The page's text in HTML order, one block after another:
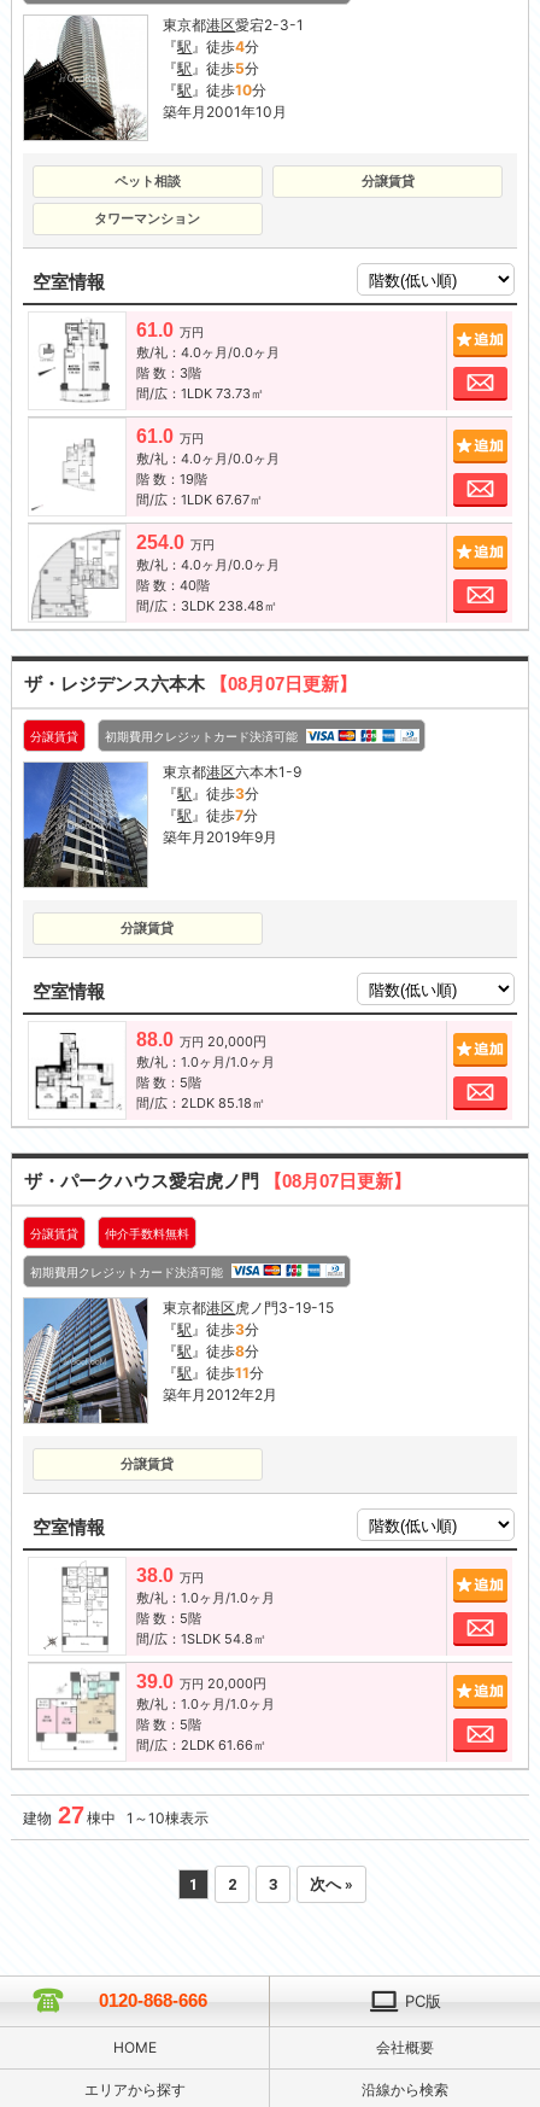
東京都港区愛宕2-3-1
『駅』徒歩4分
『駅』徒歩5分
『駅』徒歩10分
築年月2001年10月
ペット相談 分譲賃貸
タワーマンション
空室情報
61.0 万円
敷/礼：4.0ヶ月/0.0ヶ月
階 数：3階
間/広：1LDK 73.73㎡
お
61.0 万円
敷/礼：4.0ヶ月/0.0ヶ月
階 数：19階
間/広：1LDK 67.67㎡
お
254.0 万円
敷/礼：4.0ヶ月/0.0ヶ月
階 数：40階
間/広：3LDK 238.48㎡
お
ザ・レジデンス六本木 【08月07日更新】
分譲賃貸 初期費用クレジットカード決済可能
東京都港区六本木1-9
『駅』徒歩3分
『駅』徒歩7分
築年月2019年9月
分譲賃貸
空室情報
88.0 万円 20,000円
敷/礼：1.0ヶ月/1.0ヶ月
階 数：5階
間/広：2LDK 85.18㎡
お
ザ・パークハウス愛宕虎ノ門 【08月07日更新】
分譲賃貸 仲介手数料無料
初期費用クレジットカード決済可能
東京都港区虎ノ門3-19-15
『駅 』徒歩3分
『駅 』徒歩8分
『駅 』徒歩11分
築年月2012年2月
分譲賃貸
空室情報
38.0 万円
敷/礼：1.0ヶ月/1.0ヶ月
階 数：5階
間/広：1SLDK 54.8㎡
お
39.0 万円 20,000円
敷/礼：1.0ヶ月/1.0ヶ月
階 数：5階
間/広：2LDK 61.66㎡
お
建物 27棟中 1～10棟表示
1 2 3 次へ »
0120-868-666 PC版
HOME 会社概要
エリアから探す 沿線から検索